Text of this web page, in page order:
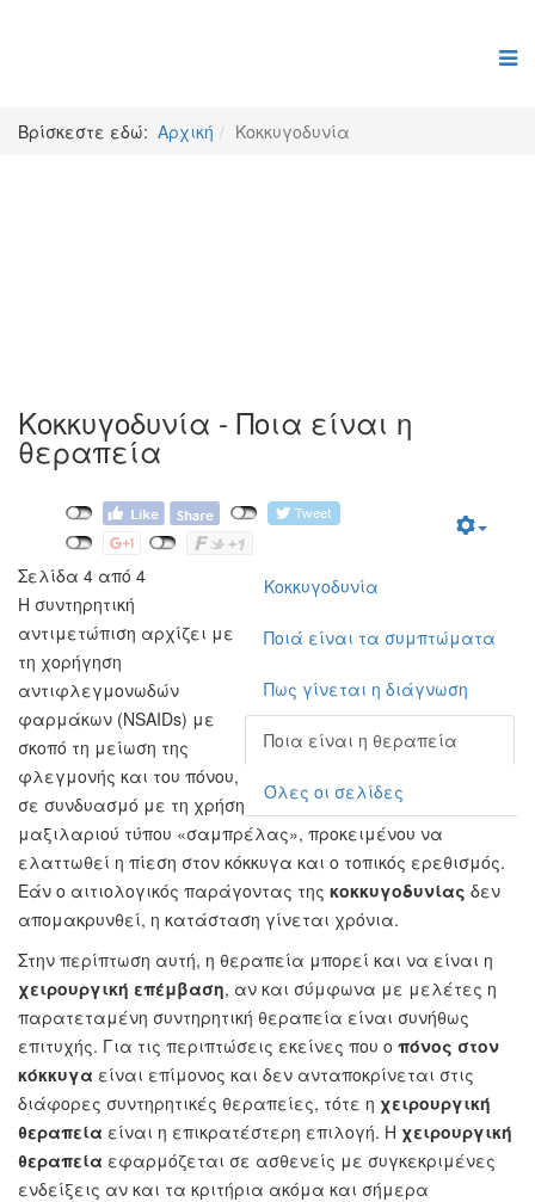
Βρίσκεστε εδώ: Αρχική Κοκκυγοδυνία
Κοκκυγοδυνία - Ποια είναι η
θεραπεία
Κοκκυγοδυνία
Ποιά είναι τα συμπτώματα
Πως γίνεται η διάγνωση
Ποια είναι η θεραπεία
Όλες οι σελίδες
Σελίδα 4 από 4
Η συντηρητική
αντιμετώπιση αρχίζει με
τη χορήγηση
αντιφλεγμονωδών
φαρμάκων (NSAIDs) με
σκοπό τη μείωση της
φλεγμονής και του πόνου,
σε συνδυασμό με τη χρήση
μαξιλαριού τύπου «σαμπρέλας», προκειμένου να
ελαττωθεί η πίεση στον κόκκυγα και ο τοπικός ερεθισμός.
Εάν ο αιτιολογικός παράγοντας της κοκκυγοδυνίας δεν
απομακρυνθεί, η κατάσταση γίνεται χρόνια.
Στην περίπτωση αυτή, η θεραπεία μπορεί και να είναι η
χειρουργική επέμβαση, αν και σύμφωνα με μελέτες η
παρατεταμένη συντηρητική θεραπεία είναι συνήθως
επιτυχής. Για τις περιπτώσεις εκείνες που ο πόνος στον
κόκκυγα είναι επίμονος και δεν ανταποκρίνεται στις
διάφορες συντηρητικές θεραπείες, τότε η χειρουργική
θεραπεία είναι η επικρατέστερη επιλογή. Η χειρουργική
θεραπεία εφαρμόζεται σε ασθενείς με συγκεκριμένες
ενδείξεις αν και τα κριτήρια ακόμα και σήμερα